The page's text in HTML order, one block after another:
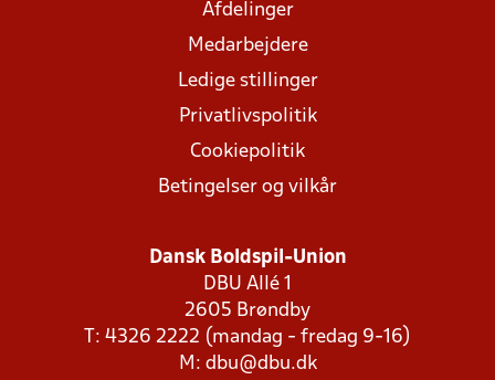
Afdelinger
Medarbejdere
Ledige stillinger
Privatlivspolitik
Cookiepolitik
Betingelser og vilkår
Dansk Boldspil-Union
DBU Allé 1
2605 Brøndby
T: 4326 2222 (mandag - fredag 9-16)
M: dbu@dbu.dk